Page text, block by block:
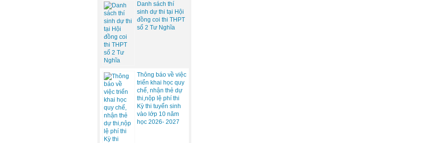
Danh sách thí
sinh dự thi tại Hội
đồng coi thi THPT
số 2 Tư Nghĩa
Thông báo về việc
triển khai học quy
chế, nhận thẻ dự
thi,nộp lệ phí thi
Kỳ thi tuyển sinh
vào lớp 10 năm
học 2026- 2027